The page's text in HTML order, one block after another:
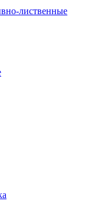
лиственные